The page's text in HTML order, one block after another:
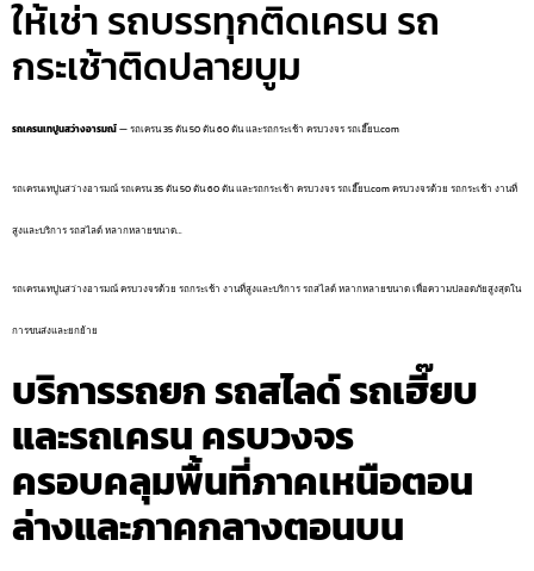
ให้เช่า รถบรรทุกติดเครน รถ
กระเช้าติดปลายบูม
รถเครนเทปูนสว่างอารมณ์— รถเครน 35 ตัน 50 ตัน 60 ตัน และรถกระเช้า ครบวงจร รถเฮี๊ยบ.com
รถเครนเทปูนสว่างอารมณ์ รถเครน 35 ตัน 50 ตัน 60 ตัน และรถกระเช้า ครบวงจร รถเฮี๊ยบ.com ครบวงจรด้วย รถกระเช้า งานที่
สูงและบริการ รถสไลด์ หลากหลายขนาด…
รถเครนเทปูนสว่างอารมณ์ ครบวงจรด้วย รถกระเช้า งานที่สูงและบริการ รถสไลด์ หลากหลายขนาด เพื่อความปลอดภัยสูงสุดใน
การขนส่งและยกย้าย
บริการรถยก รถสไลด์ รถเฮี๊ยบ
และรถเครน ครบวงจร
ครอบคลุมพื้นที่ภาคเหนือตอน
ล่างและภาคกลางตอนบน